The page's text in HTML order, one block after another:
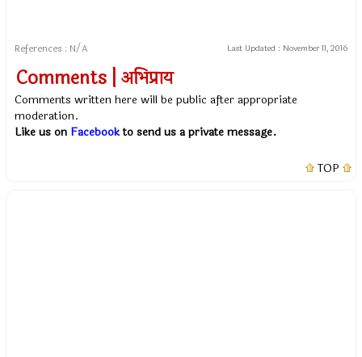
References : N/A Last Updated : November 11, 2016
Comments | अभिप्राय
Comments written here will be public after appropriate
moderation.
Like us on Facebookto send us a private message.
TOP